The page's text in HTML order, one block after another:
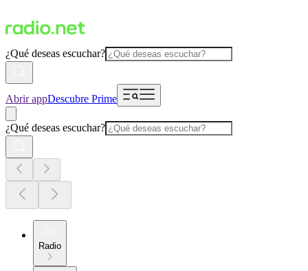
¿Qué deseas escuchar?
Abrir appDescubre Prime
¿Qué deseas escuchar?
Radio